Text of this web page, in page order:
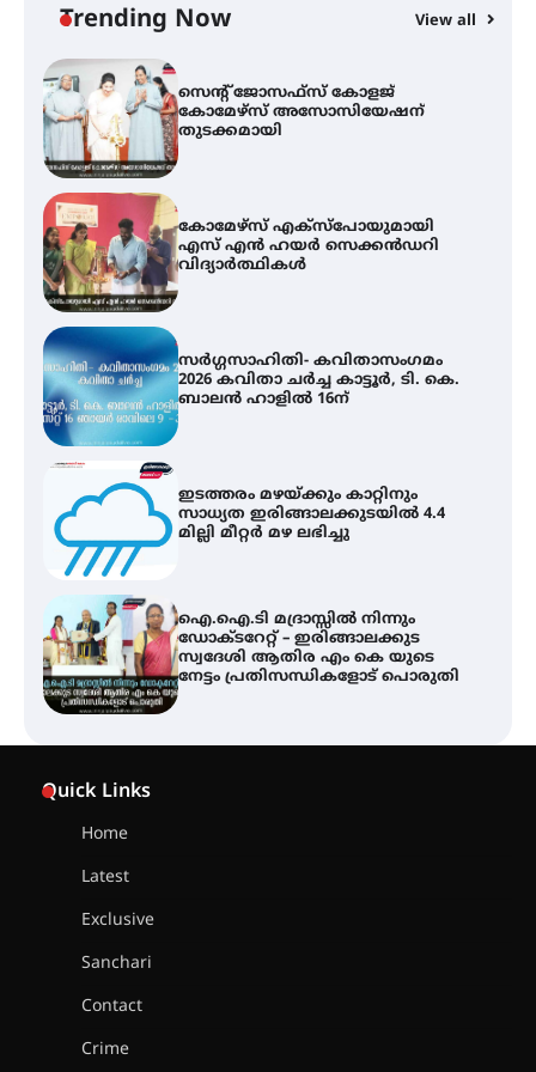
Trending Now View all
വെള്ളിയാഴ്ച സ്‌ക്രീൻ ചെയ്യുന്നു
സെന്റ് ജോസഫ്സ് കോളജ്
കോമേഴ്‌സ് അസോസിയേഷന്
തുടക്കമായി
കോമേഴ്സ് എക്സ്പോയുമായി
എസ് എൻ ഹയർ സെക്കൻഡറി
വിദ്യാർത്ഥികൾ
സർഗ്ഗസാഹിതി- കവിതാസംഗമം
2026 കവിതാ ചർച്ച കാട്ടൂർ, ടി. കെ.
ബാലൻ ഹാളിൽ 16ന്
ഇടത്തരം മഴയ്ക്കും കാറ്റിനും
സാധ്യത ഇരിങ്ങാലക്കുടയിൽ 4.4
മില്ലി മീറ്റർ മഴ ലഭിച്ചു
ഐ.ഐ.ടി മദ്രാസ്സിൽ നിന്നും
ഡോക്ടറേറ്റ് – ഇരിങ്ങാലക്കുട
സ്വദേശി ആതിര എം കെ യുടെ
നേട്ടം പ്രതിസന്ധികളോട് പൊരുതി
Quick Links
Home
Latest
Exclusive
Sanchari
Contact
Crime